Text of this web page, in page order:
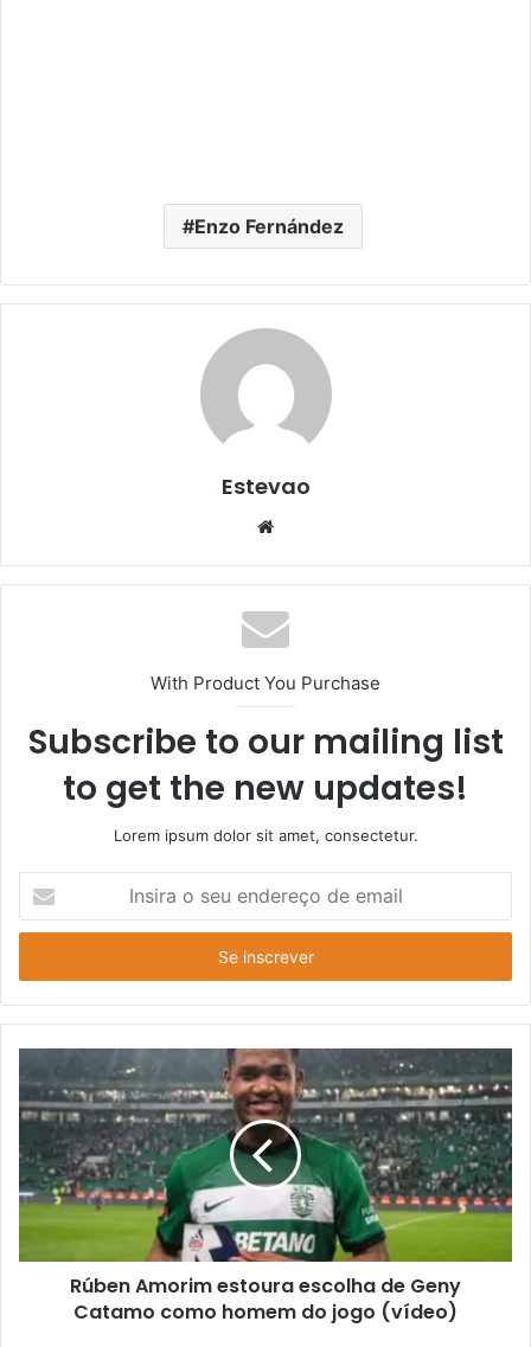
Enzo Fernández
Estevao
Website
With Product You Purchase
Subscribe to our mailing list
to get the new updates!
Lorem ipsum dolor sit amet, consectetur.
seu
de
email
Rúben Amorim estoura escolha de Geny
Catamo como homem do jogo (vídeo)